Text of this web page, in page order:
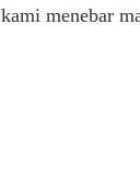
menebar